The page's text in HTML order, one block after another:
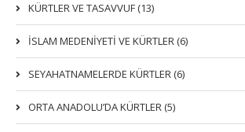
KÜRTLER VE TASAVVUF (13)
İSLAM MEDENİYETİ VE KÜRTLER (6)
SEYAHATNAMELERDE KÜRTLER (6)
ORTA ANADOLU’DA KÜRTLER (5)